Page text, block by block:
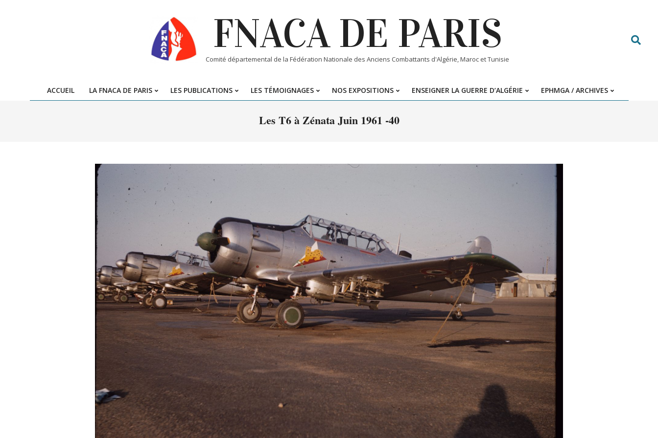
FNACA DE PARIS
Comité départemental de la Fédération Nationale des Anciens Combattants d'Algérie, Maroc et Tunisie
Search
Primary
Menu
ACCUEIL LA FNACA DE PARIS LES PUBLICATIONS LES TÉMOIGNAGES NOS EXPOSITIONS ENSEIGNER LA GUERRE D’ALGÉRIE EPHMGA / ARCHIVES
Les T6 à Zénata Juin 1961 -40